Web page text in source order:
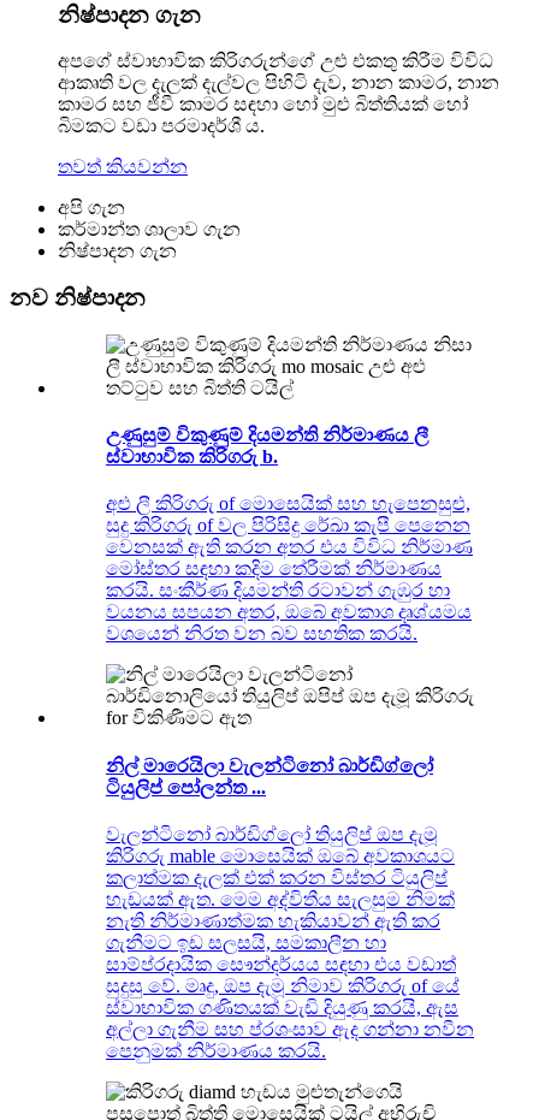
නිෂ්පාදන ගැන
අපගේ ස්වාභාවික කිරිගරුන්ගේ උළු එකතු කිරීම විවිධ
ආකෘති වල දැලක් දැල්වල පිහිටි දැව, නාන කාමර, නාන
කාමර සහ ජීවී කාමර සඳහා හෝ මුළු බිත්තියක් හෝ
බිමකට වඩා පරමාදර්ශී ය.
තවත් කියවන්න
අපි ගැන
කර්මාන්ත ශාලාව ගැන
නිෂ්පාදන ගැන
නව නිෂ්පාදන
උණුසුම් විකුණුම් දියමන්ති නිර්මාණය ලී
ස්වාභාවික කිරිගරු b.
අළු ලී කිරිගරු of මොසෙයික් සහ හැපෙනසුළු,
සුදු කිරිගරු of වල පිරිසිදු රේඛා කැපී පෙනෙන
වෙනසක් ඇති කරන අතර එය විවිධ නිර්මාණ
මෝස්තර සඳහා කදිම තේරීමක් නිර්මාණය
කරයි. සංකීර්ණ දියමන්ති රටාවන් ගැඹුර හා
වයනය සපයන අතර, ඔබේ අවකාශ දෘශ්යමය
වශයෙන් නිරත වන බව සහතික කරයි.
නිල් මාරෙයිලා වැලන්ටිනෝ බාර්ඩිග්ලෝ
ටියුලිප් පෝලන්ත ...
වැලන්ටිනෝ බාර්ඩිග්ලෝ තියුලිප් ඔප දැමූ
කිරිගරු mable මොසෙයික් ඔබේ අවකාශයට
කලාත්මක දැලක් එක් කරන විස්තර ටියුලිප්
හැඩයක් ඇත. මෙම අද්විතීය සැලසුම නිමක්
නැති නිර්මාණාත්මක හැකියාවන් ඇති කර
ගැනීමට ඉඩ සලසයි, සමකාලීන හා
සාම්ප්රදායික සෞන්දර්යය සඳහා එය වඩාත්
සුදුසු වේ. මෘදු, ඔප දැමූ නිමාව කිරිගරු of යේ
ස්වාභාවික ගණිතයක් වැඩි දියුණු කරයි, ඇස
අල්ලා ගැනීම සහ ප්රශංසාව ඇද ගන්නා නවීන
පෙනුමක් නිර්මාණය කරයි.